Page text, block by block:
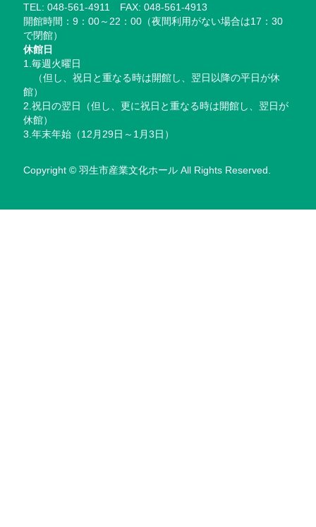
TEL: 048-561-4911 FAX: 048-561-4913
開館時間：9：00～22：00（夜間利用がない場合は17：30
で閉館）
休館日
1.毎週火曜日
（但し、祝日と重なる時は開館し、翌日以降の平日が休
館）
2.祝日の翌日（但し、更に祝日と重なる時は開館し、翌日が
休館）
3.年末年始（12月29日～1月3日）
Copyright © 羽生市産業文化ホール All Rights Reserved.